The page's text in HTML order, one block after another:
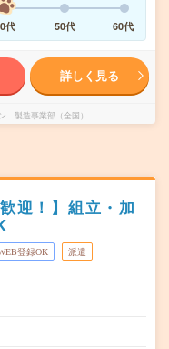
代 50代 60代
詳しく見る
製造事業部（全国）
迎！】組立・加
登録OK 派遣